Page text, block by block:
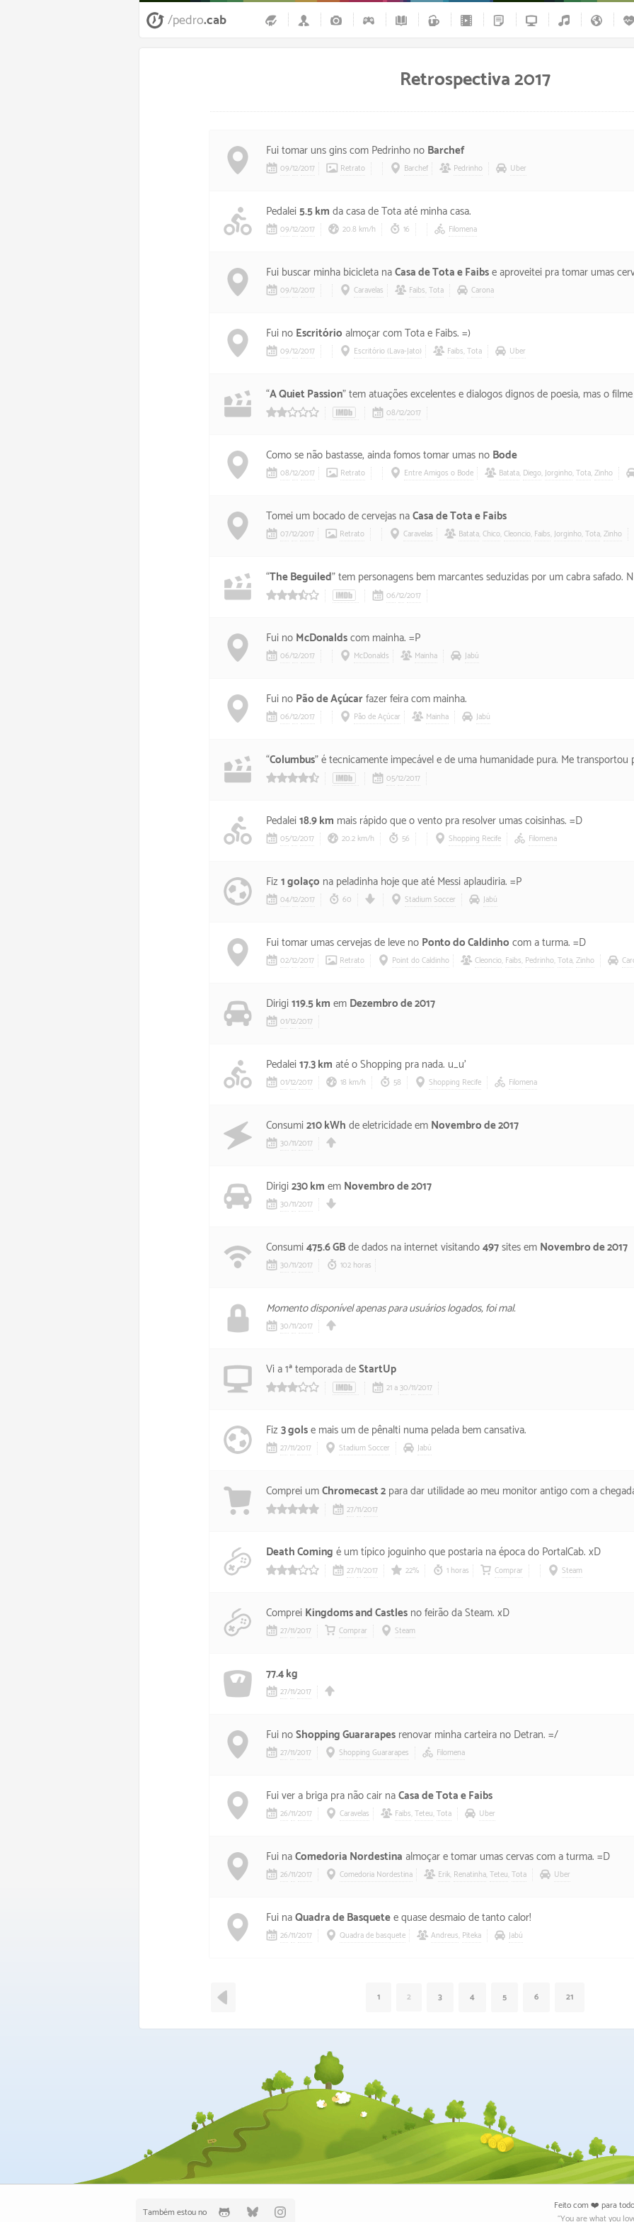
/pedro.cab
Retrospectiva 2017
Fui tomar uns gins com Pedrinho no Barchef
09/12/2017 Retrato Barchef Pedrinho Uber
Pedalei5.5 km da casa de Tota até minha casa.
09/12/2017 20.8 km/h 16 Filomena
Fui buscar minha bicicleta naCasa de Tota e Faibse aproveitei pra tomar umas
09/12/2017 Caravelas Faibs Tota Carona
Fui no Escritório almoçar com Tota e Faibs. =)
09/12/2017 Escritório (Lava-Jato) Faibs Tota Uber
“A Quiet Passion”tem atuações excelentes e dialogos dignos de poesia, mas o filme em si
2/5 estrelas 08/12/2017
Como se não bastasse, ainda fomos tomar umas no Bode
08/12/2017 Retrato Entre Amigos o Bode Batata Diego Jorginho Tota Zinho
Tomei um bocado de cervejas naCasa de Tota e Faibs
07/12/2017 Retrato Caravelas Batata Chico Cleoncio Faibs Jorginho Tota Zinho
“The Beguiled”tem personagens bem marcantes seduzidas por um cabra safado. Não caiam nessa,
35/5 estrelas 06/12/2017
Fui no McDonaldscom mainha. =P
06/12/2017 McDonalds Mainha Jabú
Fui no Pão de Açúcarfazer feira com mainha.
06/12/2017 Pão de Açúcar Mainha Jabú
“Columbus”é tecnicamente impecável e de uma humanidade pura. Me transportou pra Columbus que
45/5 estrelas 05/12/2017
Pedalei18.9 km mais rápido que o vento pra resolver umas coisinhas. =D
05/12/2017 20.2 km/h 56 Shopping Recife Filomena
Fiz 1 golaço na peladinha hoje que até Messi aplaudiria. =P
04/12/2017 60 Stadium Soccer Jabú
Fui tomar umas cervejas de leve no Ponto do Caldinho com a turma. =D
02/12/2017 Retrato Point do Caldinho Cleoncio Faibs Pedrinho Tota Zinho
Dirigi119.5 km em Dezembro de 2017
01/12/2017
Pedalei17.3 km até o Shopping pra nada. u_u'
01/12/2017 18 km/h 58 Shopping Recife Filomena
Consumi210 kWh de eletricidade em Novembro de 2017
30/11/2017
Dirigi230 km em Novembro de 2017
30/11/2017
Consumi475.6 GBde dados na internet visitando497sites em Novembro de 2017
30/11/2017 102 horas
Momento disponível apenas para usuários logados, foi mal.
30/11/2017
Vi a 1ª temporada deStartUp
3/5 estrelas 21 a30/11/2017
Fiz 3 golse mais um de pênalti numa pelada bem cansativa.
27/11/2017 Stadium Soccer Jabú
Comprei umChromecast 2 para dar utilidade ao meu monitor antigo com a
50/5 estrelas
27/11/2017
Death Coming é um típico joguinho que postaria na época do PortalCab. xD
3/5 estrelas
27/11/2017 22% 1 horas Comprar Steam
Comprei Kingdoms and Castles no feirão da Steam. xD
27/11/2017 Comprar Steam
77.4 kg
27/11/2017
Fui noShopping Guararapes renovar minha carteira no Detran. =/
27/11/2017 Shopping Guararapes Filomena
Fui ver a briga pra não cair naCasa de Tota e Faibs
26/11/2017 Caravelas Faibs Teteu Tota Uber
Fui naComedoria Nordestina almoçar e tomar umas cervas com a turma. =D
26/11/2017 Comedoria Nordestina Erik Renatinha Teteu Tota Uber
Fui naQuadra de Basquetee quase desmaio de tanto calor!
26/11/2017 Quadra de basquete Andreus Piteka Jabú
1 2 3 4 5 6 21
Também estou no
Feito com ❤️ para
"You are what you